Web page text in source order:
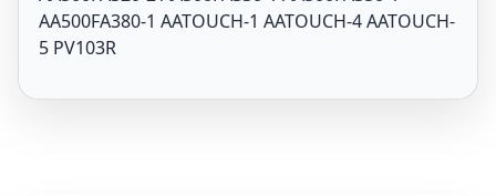
AA500FA380-1 AATOUCH-1 AATOUCH-4 AATOUCH-
5 PV103R